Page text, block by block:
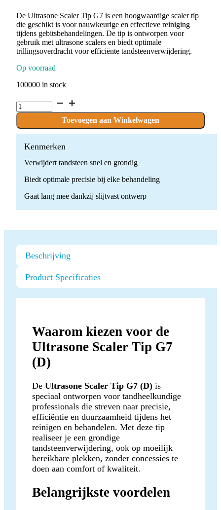
De Ultrasone Scaler Tip G7 is een hoogwaardige scaler tip
die geschikt is voor nauwkeurige en effectieve reiniging
tijdens gebitsbehandelingen. De tip is ontworpen voor
gebruik met ultrasone scalers en biedt optimale
trillingsoverdracht voor efficiënte tandsteenverwijdering.
Op voorraad
100000 in stock
Ultrasone
Scaler
G7
quantity
Toevoegen aan Winkelwagen
Kenmerken
Verwijdert tandsteen snel en grondig
Biedt optimale precisie bij elke behandeling
Gaat lang mee dankzij slijtvast ontwerp
Beschrijving
Product Specificaties
Waarom kiezen voor de
Ultrasone Scaler Tip G7
(D)
De Ultrasone Scaler Tip G7 (D) is
speciaal ontworpen voor tandheelkundige
professionals die streven naar precisie,
efficiëntie en duurzaamheid tijdens het
reinigen en behandelen. Met deze tip
realiseer je een grondige
tandsteenverwijdering, ook op moeilijk
bereikbare plekken, zonder concessies te
doen aan comfort of kwaliteit.
Belangrijkste voordelen